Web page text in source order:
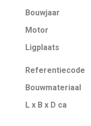
Bouwjaar
Motor
Ligplaats
Referentiecode
Bouwmateriaal
L x B x D ca